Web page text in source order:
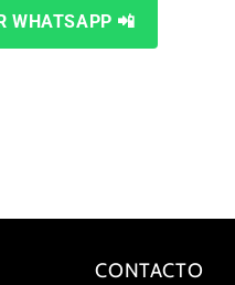
WHATSAPP 📲
CONTACTO